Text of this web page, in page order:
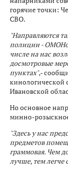
горячие точки:
СВО.
"Направляются
полиции -
числе на нас
досмотровые
пунктах",-
кинологической
Ивановской
Но основное
минно-
"Здесь у нас
предметов
граммовая. Чем
лучше, тем легче